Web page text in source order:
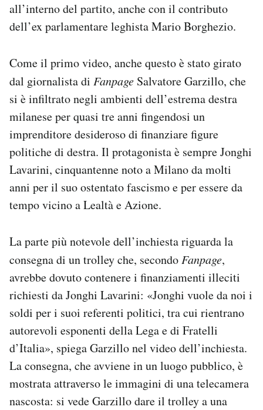
all’interno del partito, anche con il contributo
dell’ex parlamentare leghista Mario Borghezio.
Come il primo video, anche questo è stato girato
dal giornalista di Fanpage Salvatore Garzillo, che
si è infiltrato negli ambienti dell’estrema destra
milanese per quasi tre anni fingendosi un
imprenditore desideroso di finanziare figure
politiche di destra. Il protagonista è sempre Jonghi
Lavarini, cinquantenne noto a Milano da molti
anni per il suo ostentato fascismo e per essere da
tempo vicino a Lealtà e Azione.
La parte più notevole dell’inchiesta riguarda la
consegna di un trolley che, secondoFanpage,
avrebbe dovuto contenere i finanziamenti illeciti
richiesti da Jonghi Lavarini: «Jonghi vuole da noi i
soldi per i suoi referenti politici, tra cui rientrano
autorevoli esponenti della Lega e di Fratelli
d’Italia», spiega Garzillo nel video dell’inchiesta.
La consegna, che avviene in un luogo pubblico, è
mostrata attraverso le immagini di una telecamera
nascosta: si vede Garzillo dare il trolley a una